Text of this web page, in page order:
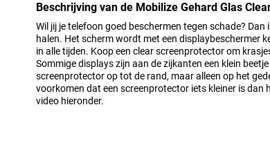
Beschrijving van de Mobilize Gehard Glas
Wil jij je telefoon goed beschermen tegen schade?
halen. Het scherm wordt met een displaybeschermer
in alle tijden. Koop een clear screenprotector om
Sommige displays zijn aan de zijkanten een klein
screenprotector op tot de rand, maar alleen op het
voorkomen dat een screenprotector iets kleiner is dan
video hieronder.